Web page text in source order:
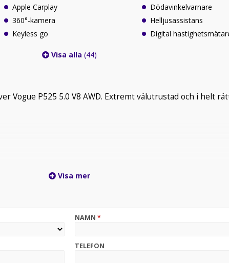
Apple Carplay
360°-kamera
Keyless go
Dödavinkelvarnare
Helljusassistans
Digital
Visa alla(44)
Vogue P525 5.0 V8 AWD. Extremt välutrustad och i helt
Visa mer
NAMN *
TELEFON